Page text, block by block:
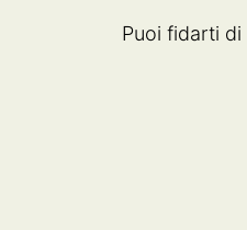
Puoi fidarti di